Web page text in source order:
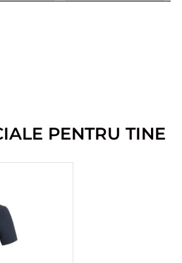
PENTRU TINE